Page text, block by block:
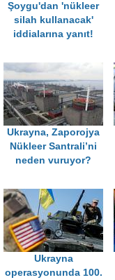
Şoygu'dan 'nükleer
silah kullanacak'
iddialarına yanıt!
Ukrayna, Zaporojya
Nükleer Santrali’ni
neden vuruyor?
Ukrayna
operasyonunda 100.